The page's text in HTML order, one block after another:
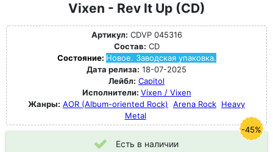
Vixen - Rev It Up (CD)
Артикул: CDVP 045316
Состав: CD
Состояние: Новое. Заводская упаковка.
Дата релиза: 18-07-2025
Лейбл: Capitol
Исполнители: Vixen / Vixen
Жанры: AOR (Album-oriented Rock) Arena Rock Heavy
Metal
Есть в наличии
-45%